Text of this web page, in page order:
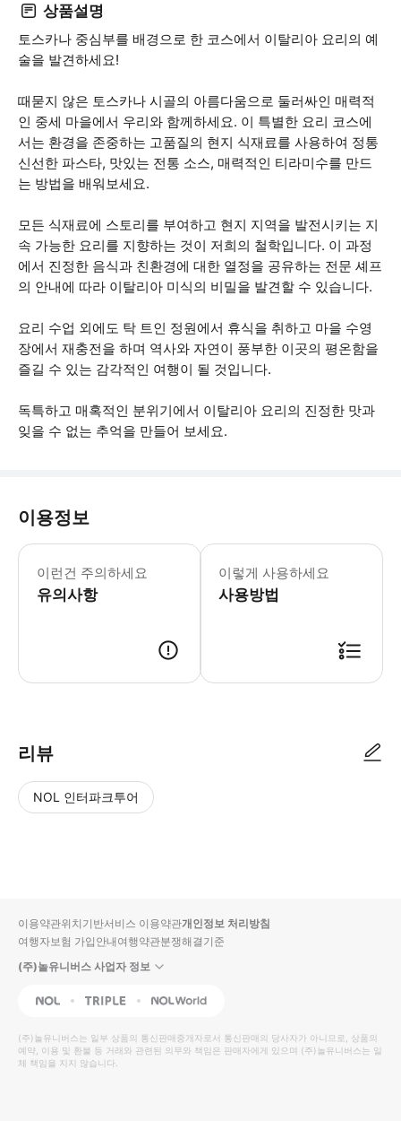
상품설명
토스카나 중심부를 배경으로 한 코스에서 이탈리아 요리의 예
술을 발견하세요!
때묻지 않은 토스카나 시골의 아름다움으로 둘러싸인 매력적
인 중세 마을에서 우리와 함께하세요. 이 특별한 요리 코스에
서는 환경을 존중하는 고품질의 현지 식재료를 사용하여 정통
신선한 파스타, 맛있는 전통 소스, 매력적인 티라미수를 만드
는 방법을 배워보세요.
모든 식재료에 스토리를 부여하고 현지 지역을 발전시키는 지
속 가능한 요리를 지향하는 것이 저희의 철학입니다. 이 과정
에서 진정한 음식과 친환경에 대한 열정을 공유하는 전문 셰프
의 안내에 따라 이탈리아 미식의 비밀을 발견할 수 있습니다.
요리 수업 외에도 탁 트인 정원에서 휴식을 취하고 마을 수영
장에서 재충전을 하며 역사와 자연이 풍부한 이곳의 평온함을
즐길 수 있는 감각적인 여행이 될 것입니다.
독특하고 매혹적인 분위기에서 이탈리아 요리의 진정한 맛과
잊을 수 없는 추억을 만들어 보세요.
이용정보
이런건 주의하세요
유의사항
* 소요시간 : 180분 (옵션에 따라 소요
이렇게 사용하세요
사용방법
리뷰
NOL 인터파크투어
입니
다.
높
은
순
동
영
상
순
상
이용약관위치기반서비스 이용약관개인정보 처리방침
여행자보험 가입안내여행약관분쟁해결기준
(주)놀유니버스 사업자 정보
NOL Triple Interpark Global
(주)놀유니버스는 일부 상품의 통신판매중개자로서 통신판매의 당사자가 아니므로, 상품의
예약, 이용 및 환불 등 거래와 관련된 의무와 책임은 판매자에게 있으며 (주)놀유니버스는 일
체 책임을 지지 않습니다.